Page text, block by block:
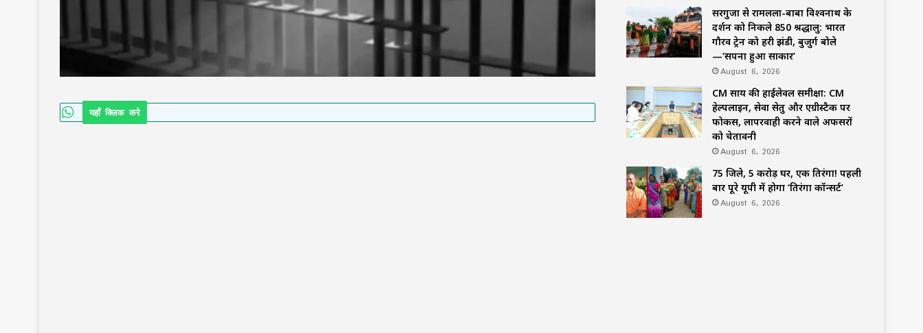
यहाँ क्लिक करे
सरगुजा से रामलला-बाबा विश्वनाथ के
दर्शन को निकले 850 श्रद्धालु: भारत
गौरव ट्रेन को हरी झंडी, बुजुर्ग बोले
—‘सपना हुआ साकार’
August 6, 2026
CM साय की हाईलेवल समीक्षा: CM
हेल्पलाइन, सेवा सेतु और एग्रीस्टैक पर
फोकस, लापरवाही करने वाले अफसरों
को चेतावनी
August 6, 2026
75 जिले, 5 करोड़ घर, एक तिरंगा! पहली
बार पूरे यूपी में होगा ‘तिरंगा कॉन्सर्ट’
August 6, 2026